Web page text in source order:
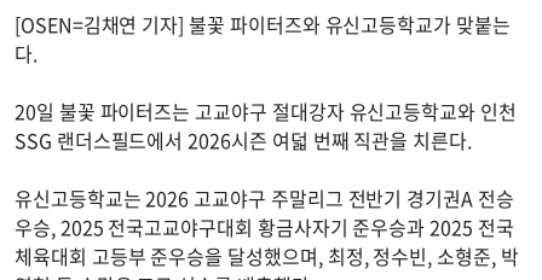
[OSEN=김채연 기자] 불꽃 파이터즈와 유신고등학교가 맞붙는
다.
20일 불꽃 파이터즈는 고교야구 절대강자 유신고등학교와 인천
SSG 랜더스필드에서 2026시즌 여덟 번째 직관을 치른다.
유신고등학교는 2026 고교야구 주말리그 전반기 경기권A 전승
우승, 2025 전국고교야구대회 황금사자기 준우승과 2025 전국
체육대회 고등부 준우승을 달성했으며, 최정, 정수빈, 소형준, 박